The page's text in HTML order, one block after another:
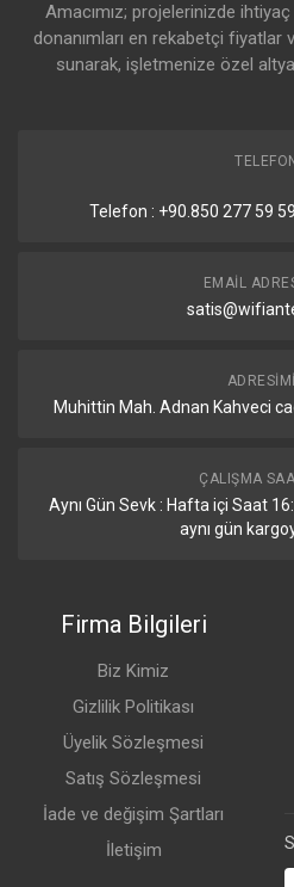
Amacımız; projelerinizde
donanımları en rekabetçi
sunarak, işletmenize özel
TELEFON
Telefon : +90.850 277 59
EMAIL
Muhittin Mah. Adnan Kahveci
ÇALIŞMA
Aynı Gün Sevk : Hafta içi Saat
aynı gün
Firma Bilgileri
Biz Kimiz
Gizlilik Politikası
Üyelik Sözleşmesi
Satış Sözleşmesi
İade ve değişim Şartları
İletişim